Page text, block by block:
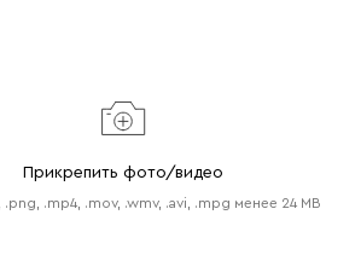
Прикрепить фото/видео
.mp4, .mov, .wmv, .avi, .mpg менее 24 MB